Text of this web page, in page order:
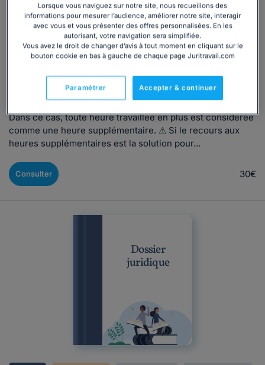
les erreurs !
Rédigé par Clémence Gosset, mis à jour le 30/06/2026
supplémentaires vous expose à des sanctions ! Il n'est pas
rare qu'à la demande de l'employeur, un salarié soit
amené à travailler au-delà de la durée légale du travail.
Dans ce cas, toute heure travaillée en plus est considérée
comme une heure supplémentaire. ⚠ Si le recours aux
heures supplémentaires est la solution pour...
Consulter 30€
Dossier
juridique
Lorsque vous naviguez sur notre site, nous recueillons des
informations pour mesurer l’audience, améliorer notre site, interagir
avec vous et vous présenter des offres personnalisées. En les
autorisant, votre navigation sera simplifiée.
Vous avez le droit de changer d’avis à tout moment en cliquant sur le
bouton cookie en bas à gauche de chaque page Juritravail.com
Accepter & continuer
Paramétrer